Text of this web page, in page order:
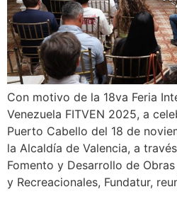
Con motivo de la 18va Feria
Venezuela FITVEN 2025, a
Puerto Cabello del 18 de
la Alcaldía de Valencia, a
Fomento y Desarrollo de
y Recreacionales, Fundatur,